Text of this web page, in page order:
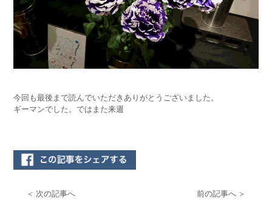
今回も最後まで読んでいただきありがとうございました。
ギーマンでした。ではまた来週
＜ 次の記事へ 前の記事へ ＞